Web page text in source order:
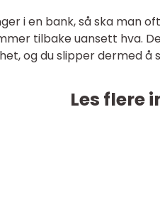
i en bank, så ska man
tilbake uansett hva.
og du slipper dermed
Les flere